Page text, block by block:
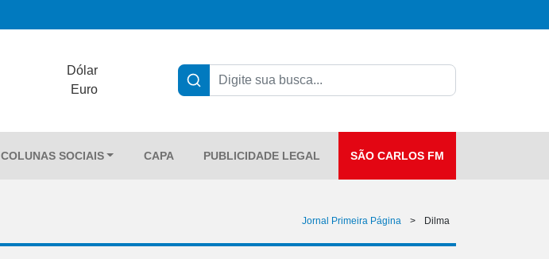
Dólar
Euro
COLUNAS SOCIAIS CAPA PUBLICIDADE LEGAL SÃO CARLOS FM
Jornal Primeira Página > Dilma